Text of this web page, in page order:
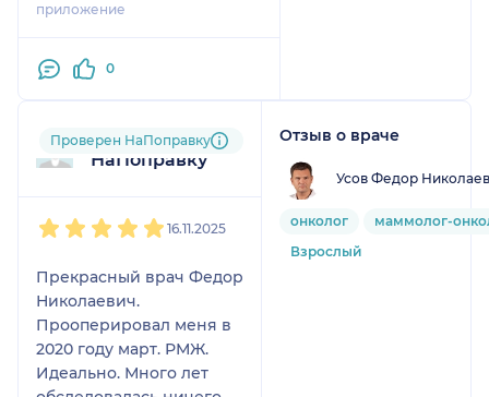
приложение
0
Пользователь
НаПоправку
Проверен НаПоправку
16.11.2025
Прекрасный врач Федор
Николаевич.
Прооперировал меня в
2020 году март. РМЖ.
Идеально. Много лет
Отзыв о враче
Усов Федор
онколог
маммолог-
Взрослый